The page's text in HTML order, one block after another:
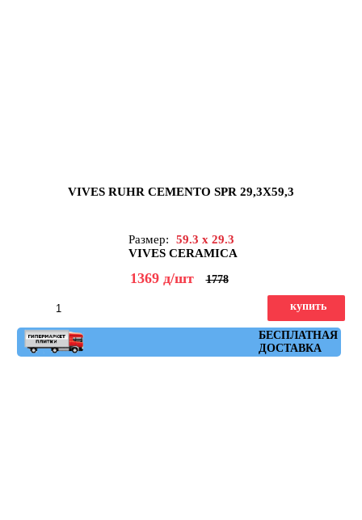
VIVES RUHR CEMENTO SPR 29,3X59,3
Размер:
59.3 x 29.3
VIVES CERAMICA
1369 д/шт 1778
БЕСПЛАТНАЯ
ДОСТАВКА
купить
Артикул: ruhr_cemento_spr_29,3x59,3